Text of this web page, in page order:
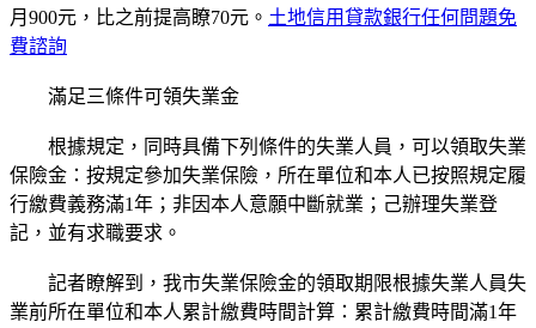
月900元，比之前提高瞭70元。 土地信用貸款銀行任何問題免
費諮詢
滿足三條件可領失業金
根據規定，同時具備下列條件的失業人員，可以領取失業
保險金：按規定參加失業保險，所在單位和本人已按照規定履
行繳費義務滿1年；非因本人意願中斷就業；己辦理失業登
記，並有求職要求。
記者瞭解到，我市失業保險金的領取期限根據失業人員失
業前所在單位和本人累計繳費時間計算：累計繳費時間滿1年